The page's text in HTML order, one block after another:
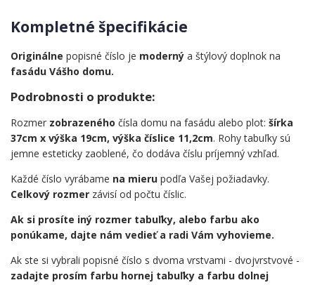
Kompletné špecifikácie
Originálne popisné číslo je moderný a štýlový doplnok na
fasádu Vášho domu.
Podrobnosti o produkte:
Rozmer zobrazeného čísla domu na fasádu alebo plot: šírka
37cm x výška 19cm, výška číslice 11,2cm. Rohy tabuľky sú
jemne esteticky zaoblené, čo dodáva číslu príjemný vzhľad.
Každé číslo vyrábame na mieru podľa Vašej požiadavky.
Celkový rozmer závisí od počtu číslic.
Ak si prosíte iný rozmer tabuľky, alebo farbu ako
ponúkame, dajte nám vedieť a radi Vám vyhovieme.
Ak ste si vybrali popisné číslo s dvoma vrstvami - dvojvrstvové -
zadajte prosím farbu hornej tabuľky a farbu dolnej